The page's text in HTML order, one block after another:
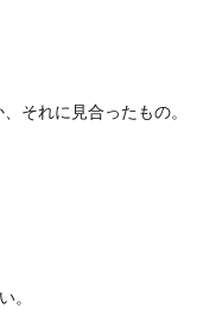
それに見合ったもの。
。